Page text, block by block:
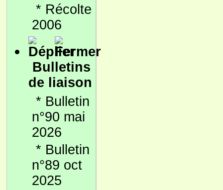
* Récolte
2006
Bulletins
de liaison
* Bulletin
n°90 mai
2026
* Bulletin
n°89 oct
2025